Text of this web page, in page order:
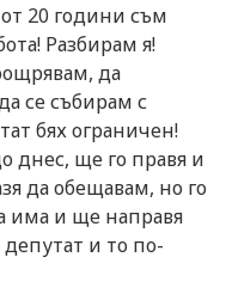
20 години съм
Разбирам я!
да
се събирам с
бях ограничен!
днес, ще го правя и
да обещавам, но го
има и ще направя
и то по-